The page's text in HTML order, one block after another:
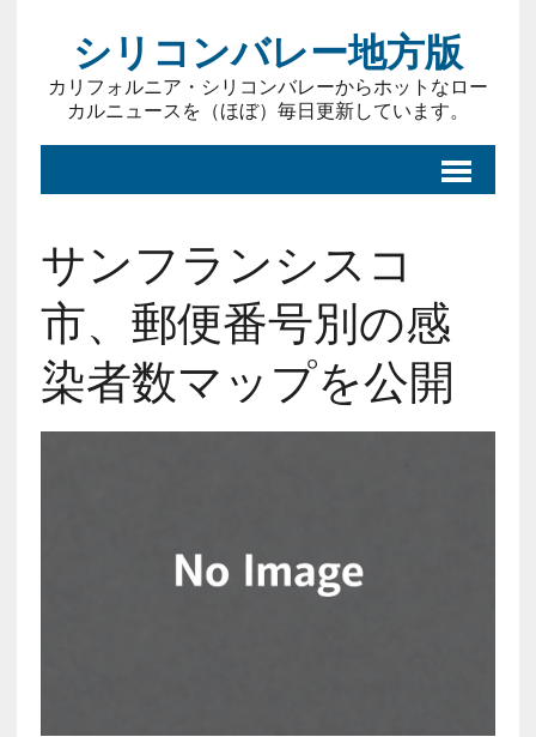
シリコンバレー地方版
カリフォルニア・シリコンバレーからホットなロー
カルニュースを（ほぼ）毎日更新しています。
サンフランシスコ
市、郵便番号別の感
染者数マップを公開